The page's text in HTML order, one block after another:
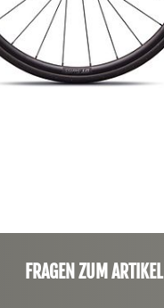
FRAGEN ZUM ARTIKEL